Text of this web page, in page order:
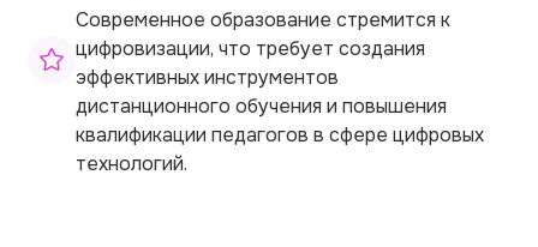
Современное образование стремится к
цифровизации, что требует создания
эффективных инструментов
дистанционного обучения и повышения
квалификации педагогов в сфере цифровых
технологий.